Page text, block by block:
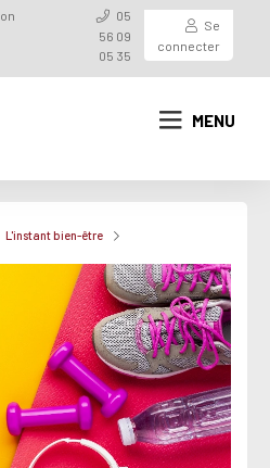
05
56 09
05 35
Se
connecter
MENU
L'instant bien-être